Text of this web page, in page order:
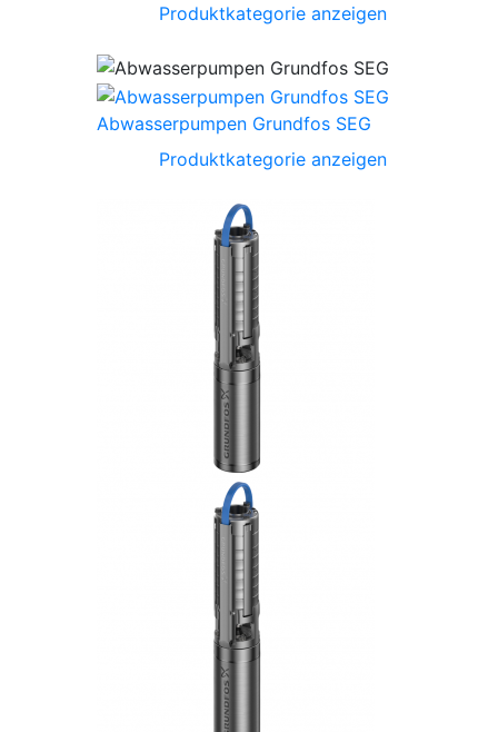
Produktkategorie anzeigen
Abwasserpumpen Grundfos SEG
Produktkategorie anzeigen